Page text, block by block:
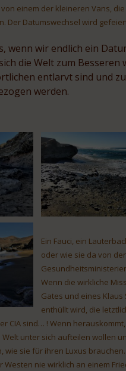
einem der kleineren Vans,
Der Datumswechsel wird
wenn wir endlich ein
die Welt zum Besseren
entlarvt sind und
werden.
Ein Fauci, ein
oder wie sie da von
Wenn die wirkliche
Gates und eines Klaus
enthüllt wird, die
CIA sind… ! Wenn
unter sich aufteilen wollen
wie sie für ihren Luxus
Westen nie wirklich an einem